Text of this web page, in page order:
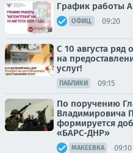
График работы
ОФИЦ. 09:20
С 10 августа
на
услуг!
ПАБЛИКИ 09:15
По поручению
Владимировича
формируется
«БАРС-ДНР»
МАКЕЕВКА 09:10